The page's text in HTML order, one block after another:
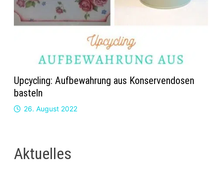
Upcycling: Aufbewahrung aus Konservendosen
basteln
26. August 2022
Aktuelles